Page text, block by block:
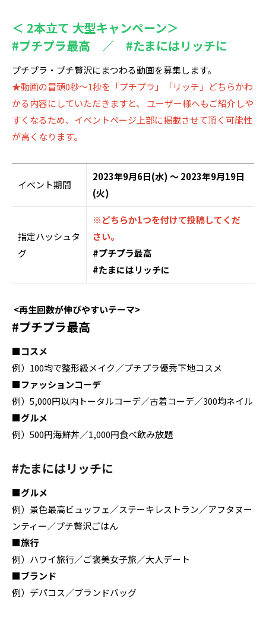
＜ 2本立て 大型キャンペーン＞
#プチプラ最高 ／ #たまにはリッチに
プチプラ・プチ贅沢にまつわる動画を募集します。
★動画の冒頭0秒〜1秒を「プチプラ」「リッチ」どちらかわ
かる内容にしていただきますと、 ユーザー様へもご紹介しや
すくなるため、イベントページ上部に掲載させて頂く可能性
が高くなります。
イベント期間
2023年9月6日(水) ～ 2023年9月19日
(火)
指定ハッシュタ
グ
※どちらか1つを付けて投稿してくだ
さい。
#プチプラ最高
#たまにはリッチに
<再生回数が伸びやすいテーマ>
#プチプラ最高
■コスメ
例）100均で整形級メイク／プチプラ優秀下地コスメ
■ファッションコーデ
例）5,000円以内トータルコーデ／古着コーデ／300均ネイル
■グルメ
例）500円海鮮丼／1,000円食べ飲み放題
#たまにはリッチに
■グルメ
例）景色最高ビュッフェ／ステーキレストラン／アフタヌー
ンティー／プチ贅沢ごはん
■旅行
例）ハワイ旅行／ご褒美女子旅／大人デート
■ブランド
例）デパコス／ブランドバッグ